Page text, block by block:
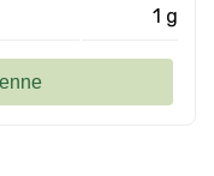
1 g